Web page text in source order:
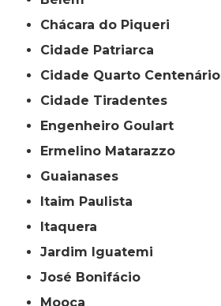
Chácara do Piqueri
Cidade Patriarca
Cidade Quarto Centenário
Cidade Tiradentes
Engenheiro Goulart
Ermelino Matarazzo
Guaianases
Itaim Paulista
Itaquera
Jardim Iguatemi
José Bonifácio
Mooca